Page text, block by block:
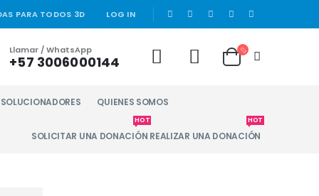
PARA TODOS 3D LOG IN |
Llamar / WhatsApp
+57 3006000144
QUIENES SOMOS
SOLICITAR UNA DONACIÓN
HOT
REALIZAR UNA DONACIÓN
HOT